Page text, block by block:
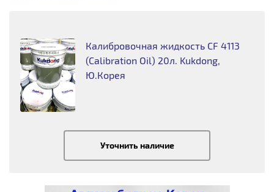
Калибровочная жидкость CF 4113
(Calibration Oil) 20л. Kukdong,
Ю.Корея
Уточнить наличие